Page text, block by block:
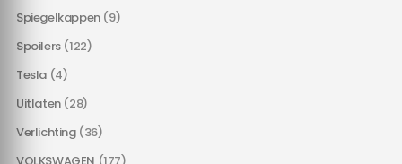
Spiegelkappen (9)
Spoilers (122)
Tesla (4)
Uitlaten (28)
Verlichting (36)